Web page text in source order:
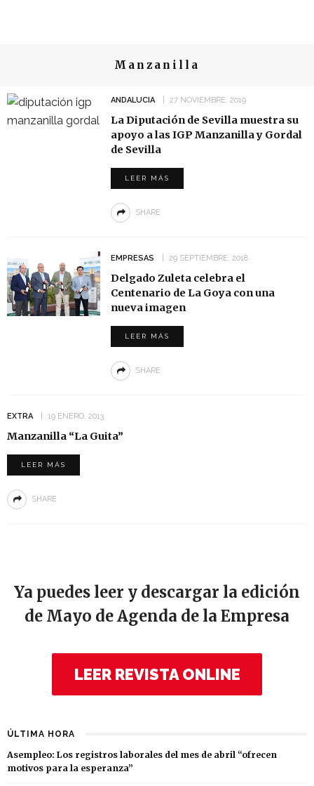
Manzanilla
ANDALUCIA 27 NOVIEMBRE, 2019
La Diputación de Sevilla muestra su
apoyo a las IGP Manzanilla y Gordal
de Sevilla
LEER MÁS
SHARE
EMPRESAS 29 SEPTIEMBRE, 2018
Delgado Zuleta celebra el
Centenario de La Goya con una
nueva imagen
LEER MÁS
SHARE
EXTRA 19 ENERO, 2013
Manzanilla “La Guita”
LEER MÁS
SHARE
Ya puedes leer y descargar la edición
de Mayo de Agenda de la Empresa
LEER REVISTA ONLINE
ÚLTIMA HORA
Asempleo: Los registros laborales del mes de abril “ofrecen
motivos para la esperanza”